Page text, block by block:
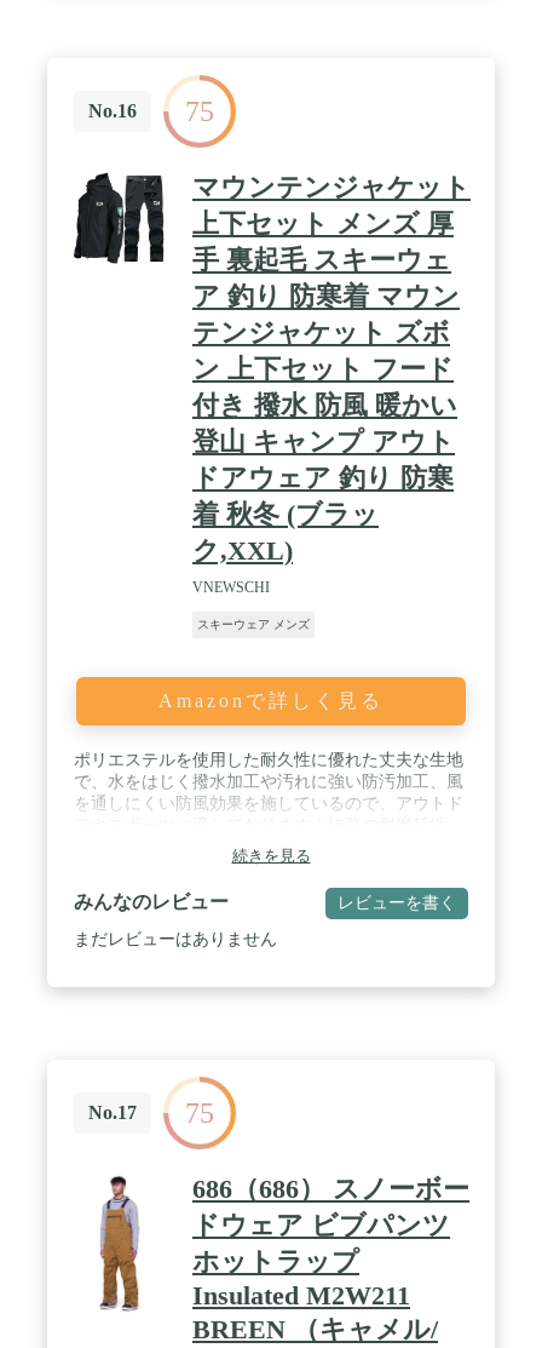
No.16 75
マウンテンジャケット
上下セット メンズ 厚
手 裏起毛 スキーウェ
ア 釣り 防寒着 マウン
テンジャケット ズボ
ン 上下セット フード
付き 撥水 防風 暖かい
登山 キャンプ アウト
ドアウェア 釣り 防寒
着 秋冬 (ブラッ
ク,XXL)
VNEWSCHI
スキーウェア メンズ
Amazonで詳しく見る
ポリエステルを使用した耐久性に優れた丈夫な生地
で、水をはじく撥水加工や汚れに強い防汚加工、風
を通しにくい防風効果を施しているので、アウトド
優れた速乾性。 / 3層 複合材質で、防風・防撥水・
通気性を優れた。 アウターはしっかりとした防風・
撥水性に優れ素材を採用しながら、生地表面にも撥
水加工を施しているので、軽い雨、水等を弾き、急
な悪天候にもスマートに対応できます。 / 帽子フー
アアクティビティに適しています。 例：釣り、ハイ
キング、キャンプ、クロスカントリー、屋外写真、
狩猟、遠征、特別トレーニング、登山など。 / 保温
性・透湿性・耐久性を兼ね備えたアウトドアジャケ
ット。表面は撥水加工と防汚処理し、多少の小雨や
汚れを弾きます。裏地が裏起毛生地、暖かくよい肌
触り！長年使える、コスパの良い防寒着。
続きを見る
みんなのレビュー レビューを書く
まだレビューはありません
No.17 75
686（686） スノーボー
ドウェア ビブパンツ
ホットラップ
Insulated M2W211
BREEN （キャメル/